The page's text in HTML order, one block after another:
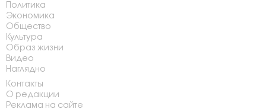
Политика
Экономика
Общество
Культура
Образ жизни
Видео
Наглядно
Контакты
О редакции
Реклама на сайте